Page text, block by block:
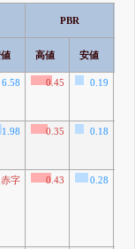
PBR
高値 安値
6.58 0.45 0.19
0.35 0.18
赤字 0.43
0.28